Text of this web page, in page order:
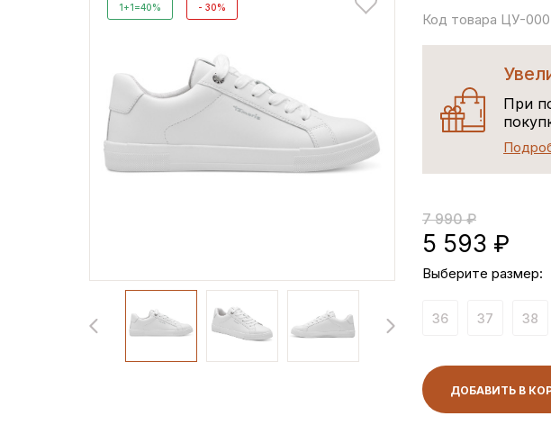
1+1=40% - 30%
Код товара ЦУ-
При
7 990 ₽
5 593 ₽
Выберите размер:
36 37 38
ДОБАВИТЬ В